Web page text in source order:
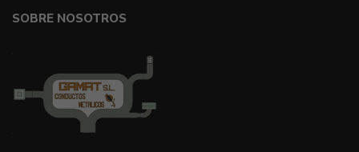
SOBRE NOSOTROS